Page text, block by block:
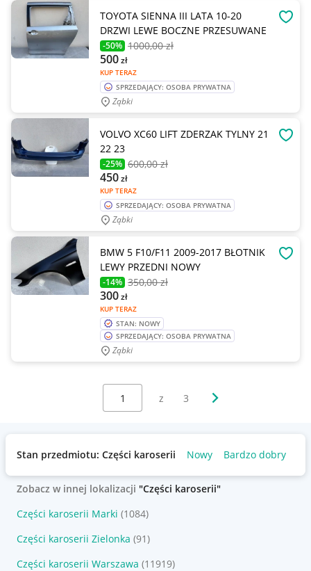
TOYOTA SIENNA III LATA 10-20
DRZWI LEWE BOCZNE PRZESUWANE
-50% 1000,00 zł
KUP TERAZ
500zł
SPRZEDAJĄCY: OSOBA PRYWATNA
Ząbki
VOLVO XC60 LIFT ZDERZAK TYLNY 21
22 23
-25% 600,00 zł
KUP TERAZ
450zł
SPRZEDAJĄCY: OSOBA PRYWATNA
Ząbki
BMW 5 F10/F11 2009-2017 BŁOTNIK
LEWY PRZEDNI NOWY
-14% 350,00 zł
KUP TERAZ
300zł
STAN: NOWY
SPRZEDAJĄCY: OSOBA PRYWATNA
Ząbki
Wybierz stronę:
z 3 Następna strona
Stan przedmiotu: Części karoserii Nowy Bardzo dobry
Zobacz w innej lokalizacji "Części karoserii"
Części karoserii Marki (1084)
Części karoserii Zielonka (91)
Części karoserii Warszawa (11919)